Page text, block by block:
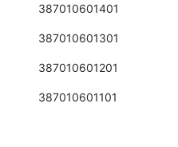
387010601401
387010601301
387010601201
387010601101